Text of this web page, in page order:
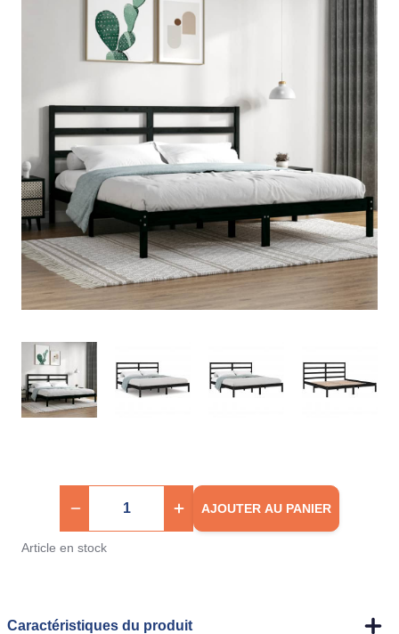
AJOUTER AU PANIER
Article en stock
Caractéristiques du produit